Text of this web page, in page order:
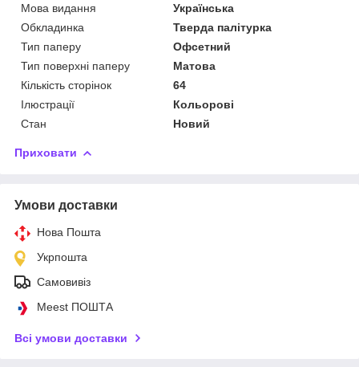
Мова видання
Українська
Обкладинка
Тверда палітурка
Тип паперу
Офсетний
Тип поверхні паперу
Матова
Кількість сторінок
64
Ілюстрації
Кольорові
Стан
Новий
Приховати
Умови доставки
Нова Пошта
Укрпошта
Самовивіз
Meest ПОШТА
Всі умови доставки